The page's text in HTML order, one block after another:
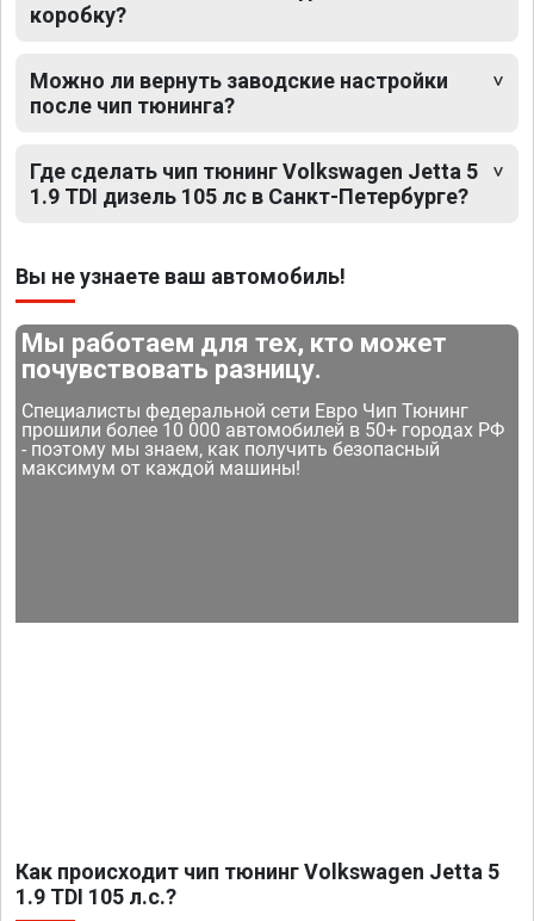
коробку?
Можно ли вернуть заводские настройки
после чип тюнинга?
Где сделать чип тюнинг Volkswagen Jetta 5
1.9 TDI дизель 105 лс в Санкт-Петербурге?
Вы не узнаете ваш автомобиль!
Мы работаем для тех, кто может
почувствовать разницу.
Специалисты федеральной сети Евро Чип Тюнинг
прошили более 10 000 автомобилей в 50+ городах РФ
- поэтому мы знаем, как получить безопасный
максимум от каждой машины!
Как происходит чип тюнинг Volkswagen Jetta 5
1.9 TDI 105 л.с.?